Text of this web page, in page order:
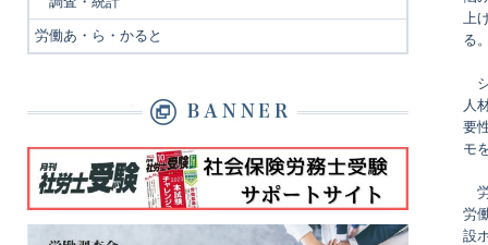
上
る
シ
人
要
モ
労
労
設
労働あ・ら・かると